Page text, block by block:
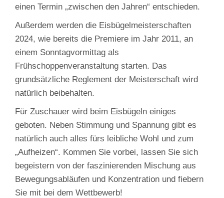
einen Termin „zwischen den Jahren“ entschieden.
Außerdem werden die Eisbügelmeisterschaften
2024, wie bereits die Premiere im Jahr 2011, an
einem Sonntagvormittag als
Frühschoppenveranstaltung starten. Das
grundsätzliche Reglement der Meisterschaft wird
natürlich beibehalten.
Für Zuschauer wird beim Eisbügeln einiges
geboten. Neben Stimmung und Spannung gibt es
natürlich auch alles fürs leibliche Wohl und zum
„Aufheizen“. Kommen Sie vorbei, lassen Sie sich
begeistern von der faszinierenden Mischung aus
Bewegungsabläufen und Konzentration und fiebern
Sie mit bei dem Wettbewerb!